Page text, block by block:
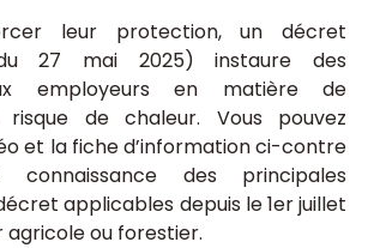
leur protection, un décret
du 27 mai 2025) instaure des
employeurs en matière de
de chaleur. Vous pouvez
et la fiche d’information ci-contre
connaissance des principales
applicables depuis le 1er juillet
agricole ou forestier.